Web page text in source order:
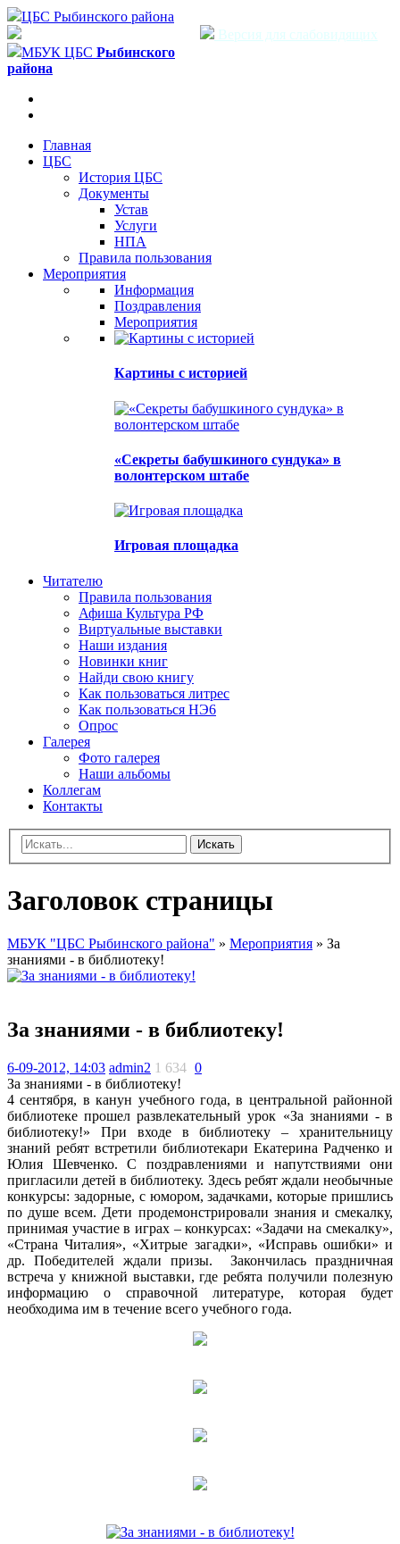
ЦБС Рыбинского района
Версия для слабовидящих
МБУК ЦБС Рыбинского
района
Главная
ЦБС
История ЦБС
Документы
Устав
Услуги
НПА
Правила пользования
Мероприятия
Информация
Поздравления
Мероприятия
Картины с историей
«Секреты бабушкиного сундука» в
волонтерском штабе
Игровая площадка
Читателю
Правила пользования
Афиша Культура РФ
Виртуальные выставки
Наши издания
Новинки книг
Найди свою книгу
Как пользоваться литрес
Как пользоваться НЭ6
Опрос
Галерея
Фото галерея
Наши альбомы
Коллегам
Контакты
Искать
Заголовок страницы
МБУК "ЦБС Рыбинского района" » Мероприятия » За
знаниями - в библиотеку!
За знаниями - в библиотеку!
6-09-2012, 14:03 admin2 1 634 0
За знаниями - в библиотеку!
4 сентября, в канун учебного года, в центральной районной
библиотеке прошел развлекательный урок «За знаниями - в
библиотеку!» При входе в библиотеку – хранительницу
знаний ребят встретили библиотекари Екатерина Радченко и
Юлия Шевченко. С поздравлениями и напутствиями они
пригласили детей в библиотеку. Здесь ребят ждали необычные
конкурсы: задорные, с юмором, задачками, которые пришлись
по душе всем. Дети продемонстрировали знания и смекалку,
принимая участие в играх – конкурсах: «Задачи на смекалку»,
«Страна Читалия», «Хитрые загадки», «Исправь ошибки» и
др. Победителей ждали призы. Закончилась праздничная
встреча у книжной выставки, где ребята получили полезную
информацию о справочной литературе, которая будет
необходима им в течение всего учебного года.